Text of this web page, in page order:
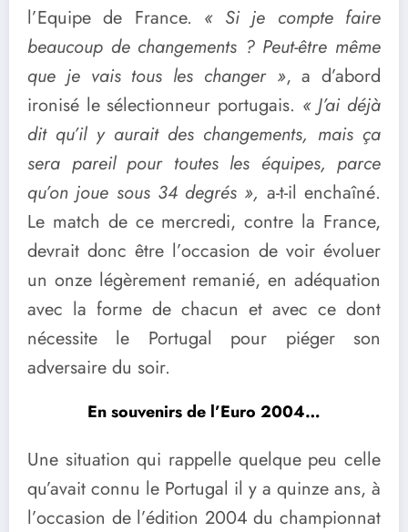
l’Equipe de France. « Si je compte faire
beaucoup de changements ? Peut-être même
que je vais tous les changer », a d’abord
ironisé le sélectionneur portugais. « J’ai déjà
dit qu’il y aurait des changements, mais ça
sera pareil pour toutes les équipes, parce
qu’on joue sous 34 degrés », a-t-il enchaîné.
Le match de ce mercredi, contre la France,
devrait donc être l’occasion de voir évoluer
un onze légèrement remanié, en adéquation
avec la forme de chacun et avec ce dont
nécessite le Portugal pour piéger son
adversaire du soir.
En souvenirs de l’Euro 2004…
Une situation qui rappelle quelque peu celle
qu’avait connu le Portugal il y a quinze ans, à
l’occasion de l’édition 2004 du championnat